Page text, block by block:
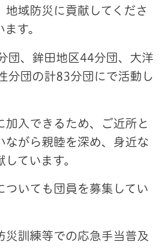
地域防災に貢献してくださ
す。
団、鉾田地区44分団、大洋
分団の計83分団にで活動し
加入できるため、ご近所と
ながら親睦を深め、身近な
ています。
ついても団員を募集してい
災訓練等での応急手当普及